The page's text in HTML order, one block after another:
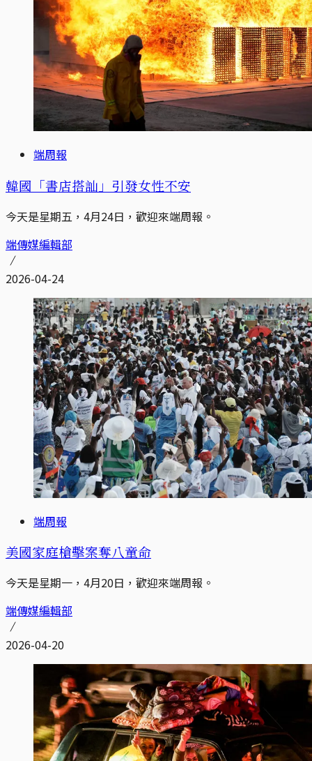
端周報
韓國「書店搭訕」引發女性不安
今天是星期五，4月24日，歡迎來端周報。
端傳媒編輯部
2026-04-24
端周報
美國家庭槍擊案奪八童命
今天是星期一，4月20日，歡迎來端周報。
端傳媒編輯部
2026-04-20